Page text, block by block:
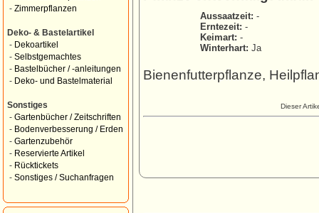
- Zimmerpflanzen
Deko- & Bastelartikel
- Dekoartikel
- Selbstgemachtes
- Bastelbücher / -anleitungen
- Deko- und Bastelmaterial
Sonstiges
- Gartenbücher / Zeitschriften
- Bodenverbesserung / Erden
- Gartenzubehör
- Reservierte Artikel
- Rücktickets
- Sonstiges / Suchanfragen
Aussaatzeit: -
Erntezeit: -
Keimart: -
Winterhart: Ja
Bienenfutterpflanze,
Dieser